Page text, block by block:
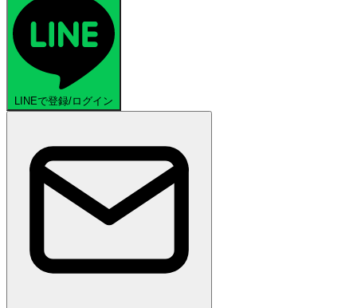
LINEで登録/ログイン